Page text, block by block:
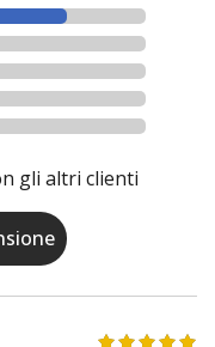
gli altri clienti